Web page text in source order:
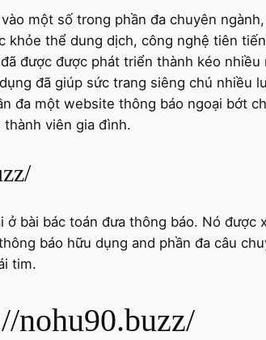
một số trong phần đa chuyên
khỏe thể dung dịch, công nghệ tiên
được được phát triển thành kéo
đã giúp sức trang siêng chú nhiều
đa một website thông báo ngoại bớt
viên gia đình.
bài bác toán đưa thông báo. Nó được
báo hữu dụng and phần đa câu
tim.
nohu90.buzz/